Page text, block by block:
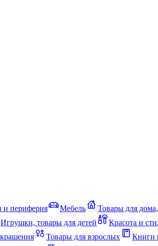
периферия Мебель Товары для
Игрушки, товары для детей Красота и
Товары для взрослых Книги